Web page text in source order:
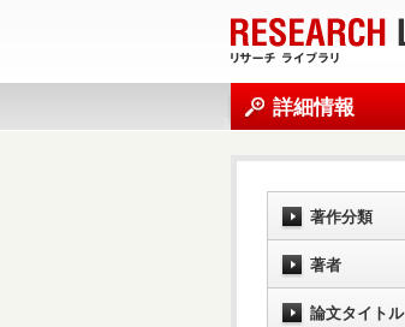
詳細情報
著作分類
著者
論文タイトル